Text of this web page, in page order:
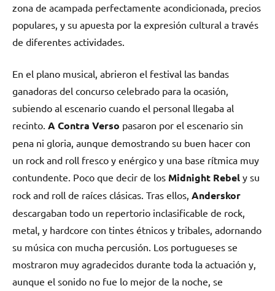
zona de acampada perfectamente acondicionada, precios
populares, y su apuesta por la expresión cultural a través
de diferentes actividades.
En el plano musical, abrieron el festival las bandas
ganadoras del concurso celebrado para la ocasión,
subiendo al escenario cuando el personal llegaba al
recinto. A Contra Verso pasaron por el escenario sin
pena ni gloria, aunque demostrando su buen hacer con
un rock and roll fresco y enérgico y una base rítmica muy
contundente. Poco que decir de los Midnight Rebel y su
rock and roll de raíces clásicas. Tras ellos, Anderskor
descargaban todo un repertorio inclasificable de rock,
metal, y hardcore con tintes étnicos y tribales, adornando
su música con mucha percusión. Los portugueses se
mostraron muy agradecidos durante toda la actuación y,
aunque el sonido no fue lo mejor de la noche, se